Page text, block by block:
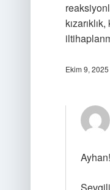
Ekim 9, 2025
Ayhan!